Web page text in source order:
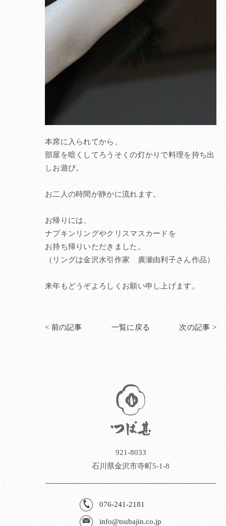
本席に入られてから、
部屋を暗くしてろうそくの灯かりで料理を持ち出
しお遊び。
お二人の時間が静かに流れます。
お帰りには、
ナプキンリングやクリスマスカードを
お持ち帰りいただきました。
（リングは金沢水引作家 廣瀬由利子さん作品）
来年もどうぞよろしくお願い申し上げます。
< 前の記事 一覧に戻る 次の記事 >
921-8033
石川県金沢市寺町5-1-8
076-241-2181
info@tsubajin.co.jp